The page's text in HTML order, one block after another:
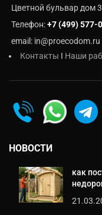
Цветной бульвар дом
Телефон:+7 (499) 577-
email: in@proecodom.ru
Контакты I Наши
НОВОСТИ
как